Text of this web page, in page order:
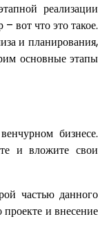
реализации
вот что это такое.
и планирования,
основные этапы
бизнесе.
и вложите свои
частью данного
и внесение